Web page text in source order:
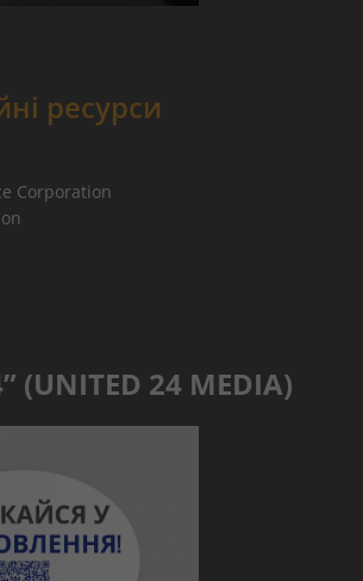
ресурси
Corporation
(UNITED 24 MEDIA)